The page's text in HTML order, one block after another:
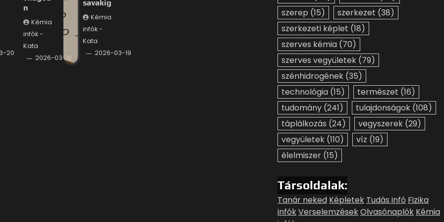
20
n
Kémia
infók -
Kata
2026-03-19
savakig
Kémia
infók -
Kata
2026-03-19
szerep (15) szerkezet (38)
szerkezeti képlet (18)
szerves kémia (70)
szerves vegyületek (79)
szénhidrogének (35)
technológia (15) természet (16)
tudomány (241) tulajdonságok (108)
táplálkozás (24) vegyszerek (29)
vegyületek (110) víz (19)
élelmiszer (15)
Társoldalak:
Tanár neked Képletek Tudás infó Fizika
infókVerselemzésekOlvasónaplók Kémia